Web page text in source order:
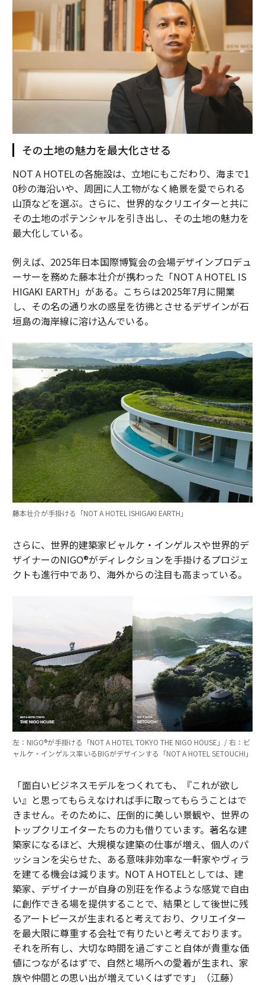
その土地の魅力を最大化させる
NOT A HOTELの各施設は、立地にもこだわり、海まで1
0秒の海沿いや、周囲に人工物がなく絶景を愛でられる
山頂などを選ぶ。さらに、世界的なクリエイターと共に
その土地のポテンシャルを引き出し、その土地の魅力を
最大化している。
例えば、2025年日本国際博覧会の会場デザインプロデュ
ーサーを務めた藤本壮介が携わった「NOT A HOTEL IS
HIGAKI EARTH」がある。こちらは2025年7月に開業
し、その名の通り水の惑星を彷彿とさせるデザインが石
垣島の海岸線に溶け込んでいる。
藤本壮介が手掛ける「NOT A HOTEL ISHIGAKI EARTH」
さらに、世界的建築家ビャルケ・インゲルスや世界的デ
ザイナーのNIGO®︎がディレクションを手掛けるプロジェ
クトも進行中であり、海外からの注目も高まっている。
左：NIGO®︎が手掛ける「NOT A HOTEL TOKYO THE NIGO HOUSE」/ 右：ビ
ャルケ・インゲルス率いるBIGがデザインする「NOT A HOTEL SETOUCHI」
「面白いビジネスモデルをつくれても、『これが欲し
い』と思ってもらえなければ手に取ってもらうことはで
きません。そのために、圧倒的に美しい景観や、世界の
トップクリエイターたちの力も借りています。著名な建
築家になるほど、大規模な建築の仕事が増え、個人のパ
ッションを尖らせた、ある意味非効率な一軒家やヴィラ
を建てる機会は減ります。NOT A HOTELとしては、建
築家、デザイナーが自身の別荘を作るような感覚で自由
に創作できる場を提供することで、結果として後世に残
るアートピースが生まれると考えており、クリエイター
を最大限に尊重する会社で有りたいと考えております。
それを所有し、大切な時間を過ごすこと自体が貴重な価
値につながるはずで、自然と場所への愛着が生まれ、家
族や仲間との思い出が増えていくはずです」（江藤）